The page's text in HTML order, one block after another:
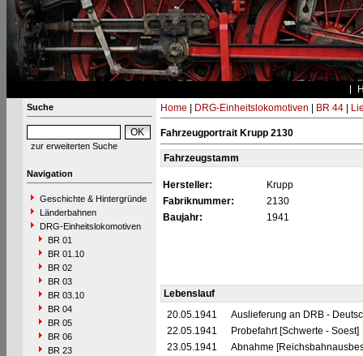
Suche
zur erweiterten Suche
Navigation
Geschichte & Hintergründe
Länderbahnen
DRG-Einheitslokomotiven
BR 01
BR 01.10
BR 02
BR 03
BR 03.10
BR 04
BR 05
BR 06
BR 23
Home DRG-Einheitslokomotiven BR 44|
Fahrzeugportrait Krupp 2130
Fahrzeugstamm
Hersteller:
Krupp
Fabriknummer:
2130
Baujahr:
1941
Lebenslauf
20.05.1941
Auslieferung an DRB -
22.05.1941
Probefahrt [Schwerte - Soest]
23.05.1941
Abnahme